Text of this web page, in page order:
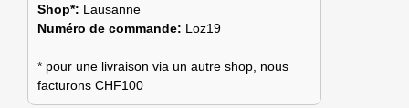
Shop*: Lausanne
Numéro de commande: Loz19
* pour une livraison via un autre shop, nous
facturons CHF100